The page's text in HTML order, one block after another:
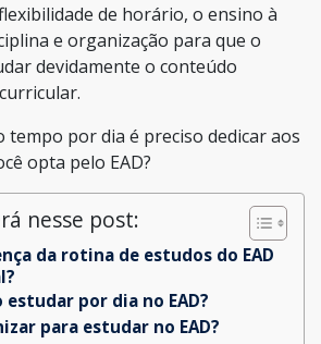
de horário, o ensino à
e organização para que o
devidamente o conteúdo
tempo por dia é preciso dedicar aos
opta pelo EAD?
nesse post:
da rotina de estudos do EAD
por dia no EAD?
para estudar no EAD?